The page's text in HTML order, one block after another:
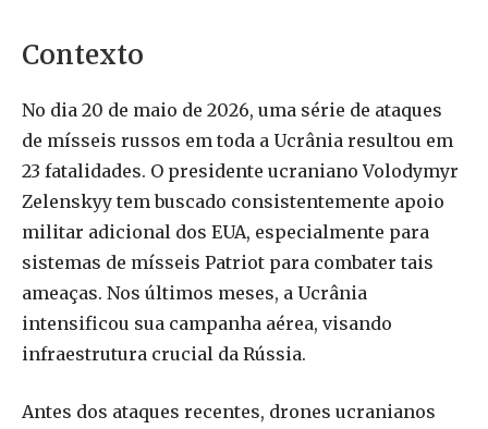
Contexto
No dia 20 de maio de 2026, uma série de ataques
de mísseis russos em toda a Ucrânia resultou em
23 fatalidades. O presidente ucraniano Volodymyr
Zelenskyy tem buscado consistentemente apoio
militar adicional dos EUA, especialmente para
sistemas de mísseis Patriot para combater tais
ameaças. Nos últimos meses, a Ucrânia
intensificou sua campanha aérea, visando
infraestrutura crucial da Rússia.
Antes dos ataques recentes, drones ucranianos